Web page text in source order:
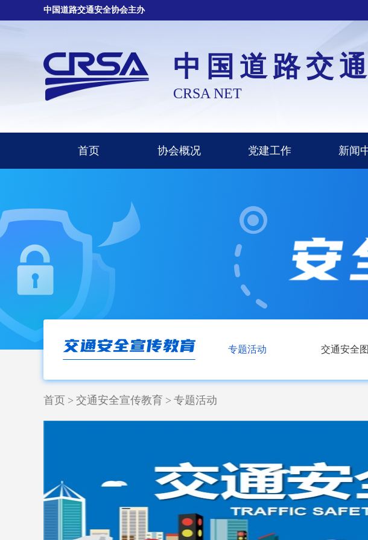
中国道路交通安全协会主办
中国道路交
CRSA NET
首页 协会概况 党建工作 新闻
专题活动 交通安全
首页 > 交通安全宣传教育 > 专题活动